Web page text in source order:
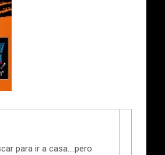
para ir a casa….pero